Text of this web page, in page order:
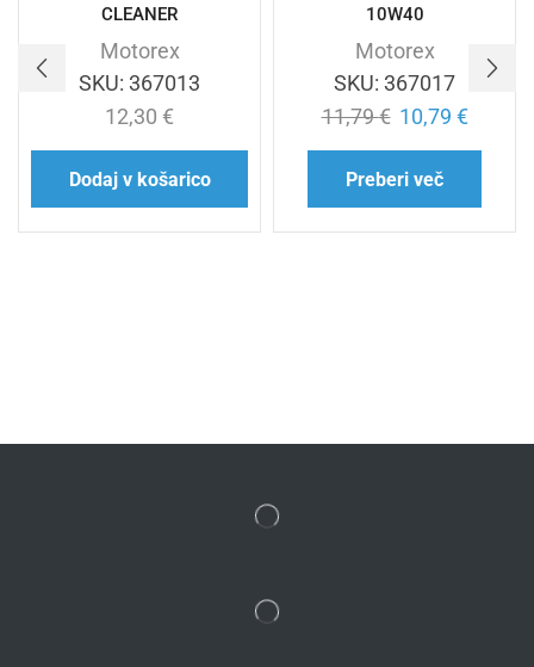
CLEANER
Motorex
SKU: 367013
12,30 €
Dodaj v košarico
10W40
Motorex
SKU: 367017
11,79€ 10,79 €
Preberi več